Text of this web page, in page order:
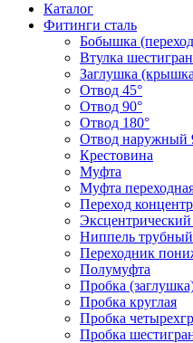
Каталог
Фитинги сталь
Бобышка
Втулка
Заглушка
Отвод 45°
Отвод 90°
Отвод 180°
Отвод наружный
Крестовина
Муфта
Муфта
Переход
Ниппель трубный
Переходник
Полумуфта
Пробка
Пробка круглая
Пробка
Пробка